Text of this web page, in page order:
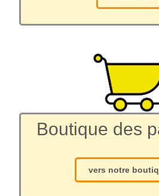
Boutique des
vers notre